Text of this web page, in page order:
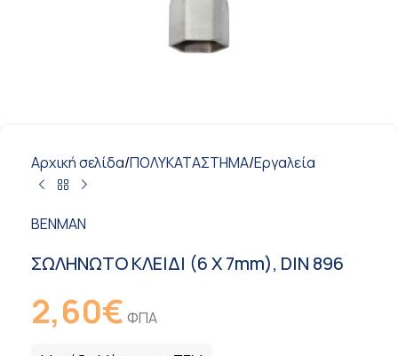
Αρχική σελίδα/ΠΟΛΥΚΑΤΑΣΤΗΜΑ/Εργαλεία
BENMAN
ΣΩΛΗΝΩΤΟ ΚΛΕΙΔΙ (6 X 7mm), DIN 896
2,60€ ΦΠΑ